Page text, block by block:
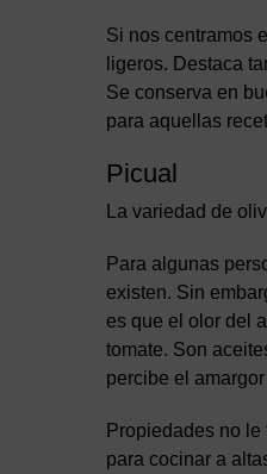
Si nos centramos
ligeros. Destaca
Se conserva en
para aquellas
Picual
La variedad de
Para algunas
existen. Sin
es que el olor del
tomate. Son
percibe el
Propiedades no
para cocinar a